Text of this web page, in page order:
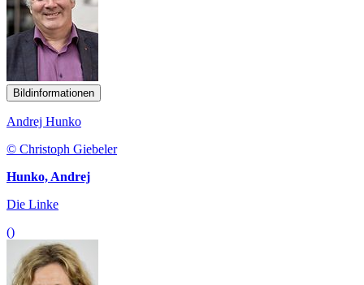
Bildinformationen
Andrej Hunko
© Christoph Giebeler
Hunko, Andrej
Die Linke
()